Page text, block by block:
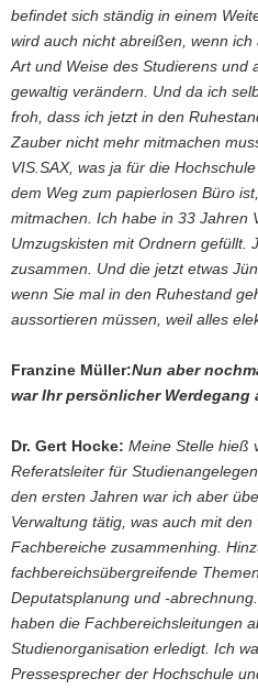
befindet sich ständig in einem
wird auch nicht abreißen, wenn
Art und Weise des Studierens und
gewaltig verändern. Und da ich
froh, dass ich jetzt in den
Zauber nicht mehr mitmachen
VIS.SAX, was ja für die
dem Weg zum papierlosen Büro
mitmachen. Ich habe in 33 Jahren
Umzugskisten mit Ordnern gefüllt.
zusammen. Und die jetzt etwas
wenn Sie mal in den Ruhestand
aussortieren müssen, weil alles
Franzine Müller:Nun aber
war Ihr persönlicher Werdegang
Dr. Gert Hocke: Meine Stelle hieß
Referatsleiter für
den ersten Jahren war ich aber
Verwaltung tätig, was auch mit
Fachbereiche zusammenhing.
fachbereichsübergreifende
Deputatsplanung und -
haben die Fachbereichsleitungen
Studienorganisation erledigt. Ich
Pressesprecher der Hochschule